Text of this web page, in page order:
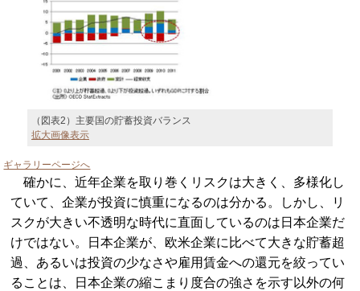
（図表2）主要国の貯蓄投資バランス
拡大画像表示
ギャラリーページへ
確かに、近年企業を取り巻くリスクは大きく、多様化し
ていて、企業が投資に慎重になるのは分かる。しかし、リ
スクが大きい不透明な時代に直面しているのは日本企業だ
けではない。日本企業が、欧米企業に比べて大きな貯蓄超
過、あるいは投資の少なさや雇用賃金への還元を絞ってい
ることは、日本企業の縮こまり度合の強さを示す以外の何